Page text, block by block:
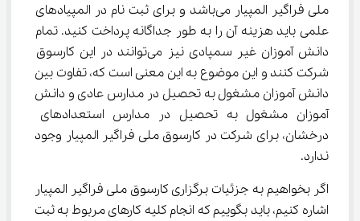
ملی فراگیر المپیار می‌باشد و برای ثبت نام در المپیادهای
علمی باید هزینه آن را به طور جداگانه پرداخت کنید. تمام
دانش آموزان غیر سمپادی نیز می‌توانند در این کارسوق
شرکت کنند و این موضوع به این معنی است که، تفاوت بین
دانش آموزان مشغول به تحصیل در مدارس عادی و دانش
آموزان مشغول به تحصیل در مدارس استعدادهای
درخشان، برای شرکت در کارسوق ملی فراگیر المپیار وجود
ندارد.
اگر بخواهیم به جزئیات برگزاری کارسوق ملی فراگیر المپیار
اشاره کنیم، باید بگوییم که انجام کلیه کارهای مربوط به ثبت